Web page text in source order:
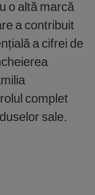
o altă marcă
a contribuit
a cifrei de
complet
sale.